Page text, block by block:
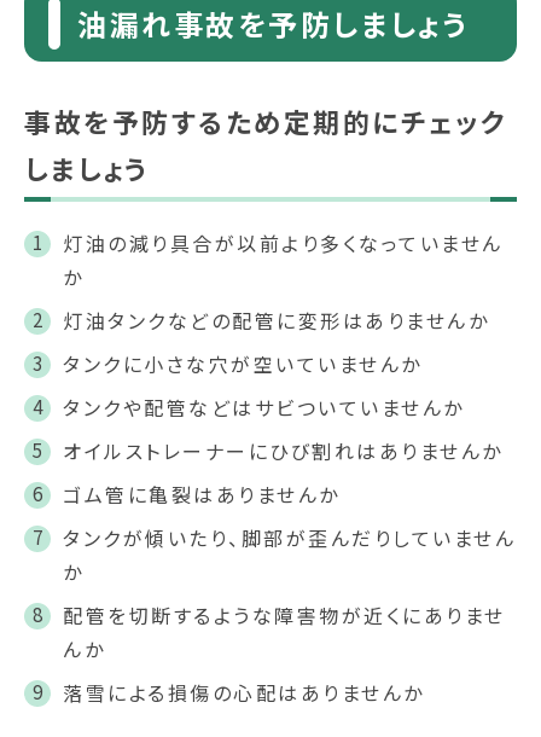
油漏れ事故を予防しましょう
事故を予防するため定期的にチェック
しましょう
灯油の減り具合が以前より多くなっていません
か
灯油タンクなどの配管に変形はありませんか
タンクに小さな穴が空いていませんか
タンクや配管などはサビついていませんか
オイルストレーナーにひび割れはありませんか
ゴム管に亀裂はありませんか
タンクが傾いたり、脚部が歪んだりしていません
か
配管を切断するような障害物が近くにありませ
んか
落雪による損傷の心配はありませんか